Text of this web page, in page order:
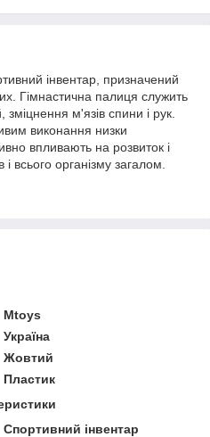
інвентар, призначений
Гімнастична палиця служить
м'язів спини і рук.
виконання низки
впливають на розвиток і
всього організму загалом.
Mtoys
Україна
Жовтий
Пластик
Спортивний інвентар